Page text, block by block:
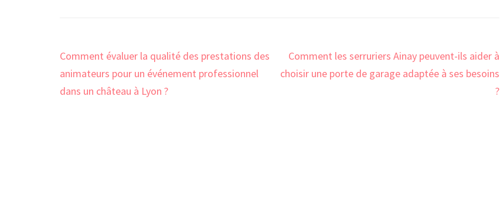
Navigation
de
l’article
Comment évaluer la qualité des prestations des
animateurs pour un événement professionnel
dans un château à Lyon ?
Comment les serruriers Ainay peuvent-ils aider à
choisir une porte de garage adaptée à ses besoins
?